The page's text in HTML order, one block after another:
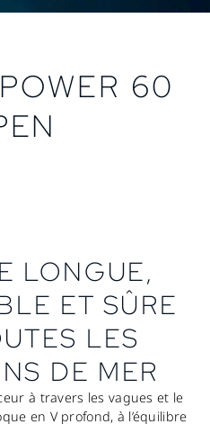
60
LONGUE,
ET SÛRE
LES
DE MER
à travers les vagues et le
en V profond, à l’équilibre